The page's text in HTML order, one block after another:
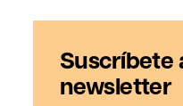
Suscríbete
newsletter